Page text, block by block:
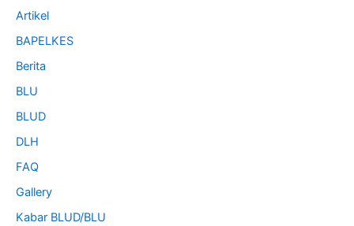
Artikel
BAPELKES
Berita
BLU
BLUD
DLH
FAQ
Gallery
Kabar BLUD/BLU